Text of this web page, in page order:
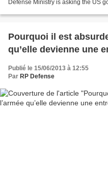
Defense Ministry is asking the US
Pourquoi il est
qu’elle devienne une
Publié le 15/06/2013 à 12:55
Par RP Defense